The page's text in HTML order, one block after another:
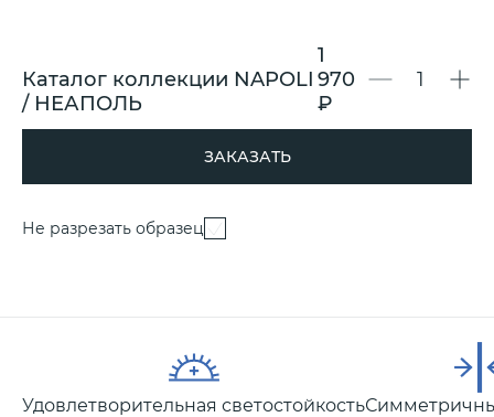
Каталог коллекции NAPOLI
/ НЕАПОЛЬ
1
970
₽
ЗАКАЗАТЬ
Не разрезать образец
Удовлетворительная светостойкость